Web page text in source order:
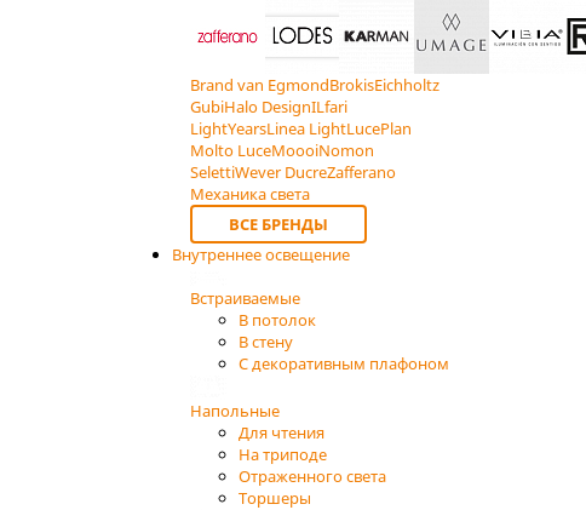
Brand van EgmondBrokisEichholtz
GubiHalo DesignILfari
LightYearsLinea LightLucePlan
Molto LuceMoooiNomon
SelettiWever DucreZafferano
Механика света
ВСЕ БРЕНДЫ
Внутреннее освещение
Встраиваемые
В потолок
В стену
С декоративным плафоном
Напольные
Для чтения
На триподе
Отраженного света
Торшеры